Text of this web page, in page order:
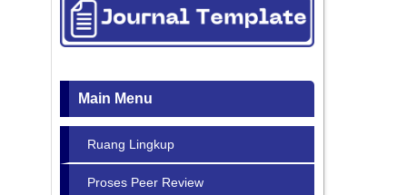
Main Menu
Ruang Lingkup
Proses Peer Review